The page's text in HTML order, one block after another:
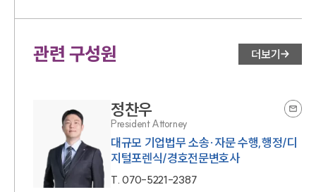
관련 구성원 더보기
정찬우
President Attorney
대규모 기업법무 소송·자문 수행,행정/디
지털포렌식/경호전문변호사
T.070-5221-2387